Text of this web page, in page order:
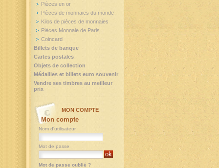
Pièces en or
Pièces de monnaies du monde
Kilos de pièces de monnaies
Pièces Monnaie de Paris
Coincard
Billets de banque
Cartes postales
Objets de collection
Médailles et billets euro souvenir
Vendre ses timbres au meilleur
prix
MON COMPTE
Mon compte
Nom d'utilisateur
Mot de passe
Mot de passe oublié ?